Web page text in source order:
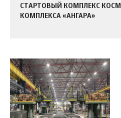
СТАРТОВЫЙ КОМПЛЕКС
КОМПЛЕКСА «АНГАРА»